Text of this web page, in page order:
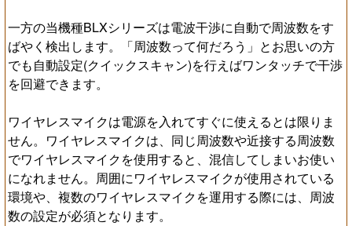
一方の当機種BLXシリーズは電波干渉に自動で周波数をす
ばやく検出します。「周波数って何だろう」とお思いの方
でも自動設定(クイックスキャン)を行えばワンタッチで干渉
を回避できます。
ワイヤレスマイクは電源を入れてすぐに使えるとは限りま
せん。ワイヤレスマイクは、同じ周波数や近接する周波数
でワイヤレスマイクを使用すると、混信してしまいお使い
になれません。周囲にワイヤレスマイクが使用されている
環境や、複数のワイヤレスマイクを運用する際には、周波
数の設定が必須となります。